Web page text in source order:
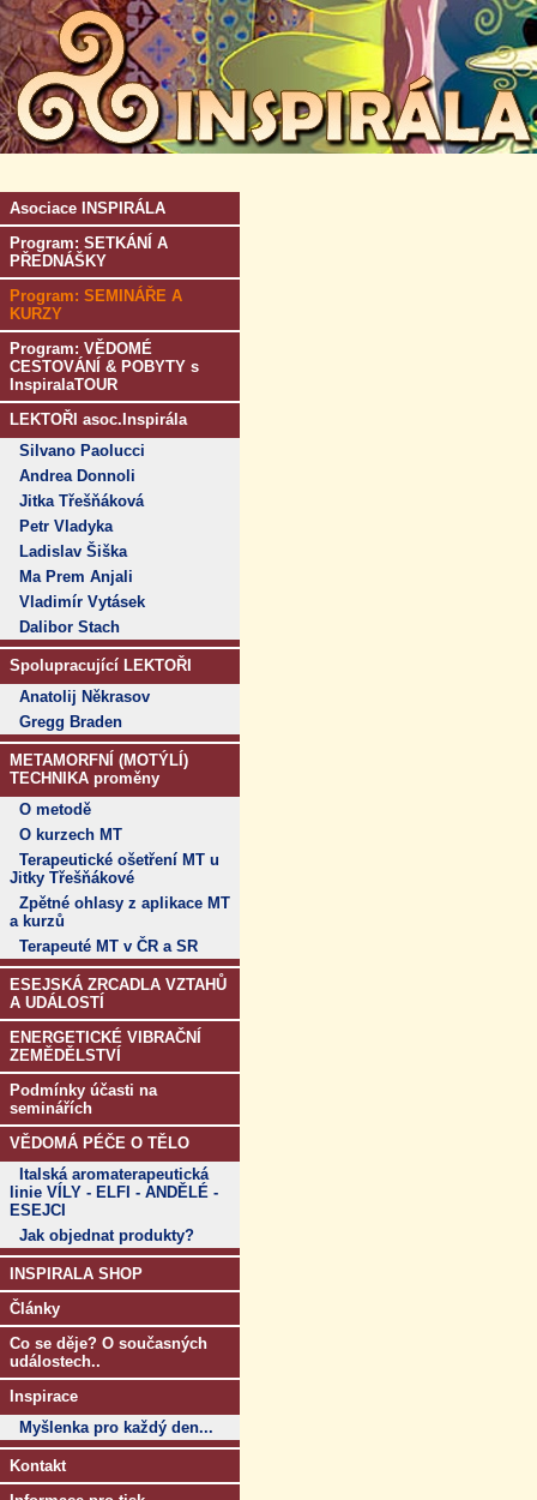
Asociace INSPIRÁLA
Program: SETKÁNÍ A
PŘEDNÁŠKY
Program: SEMINÁŘE A
KURZY
Program: VĚDOMÉ
CESTOVÁNÍ & POBYTY s
InspiralaTOUR
LEKTOŘI asoc.Inspirála
Silvano Paolucci
Andrea Donnoli
Jitka Třešňáková
Petr Vladyka
Ladislav Šiška
Ma Prem Anjali
Vladimír Vytásek
Dalibor Stach
Spolupracující LEKTOŘI
Anatolij Někrasov
Gregg Braden
METAMORFNÍ (MOTÝLÍ)
TECHNIKA proměny
O metodě
O kurzech MT
Terapeutické ošetření MT u
Jitky Třešňákové
Zpětné ohlasy z aplikace MT
a kurzů
Terapeuté MT v ČR a SR
ESEJSKÁ ZRCADLA VZTAHŮ
A UDÁLOSTÍ
ENERGETICKÉ VIBRAČNÍ
ZEMĚDĚLSTVÍ
Podmínky účasti na
seminářích
VĚDOMÁ PÉČE O TĚLO
Italská aromaterapeutická
linie VÍLY - ELFI - ANDĚLÉ -
ESEJCI
Jak objednat produkty?
INSPIRALA SHOP
Články
Co se děje? O současných
událostech..
Inspirace
Myšlenka pro každý den...
Kontakt